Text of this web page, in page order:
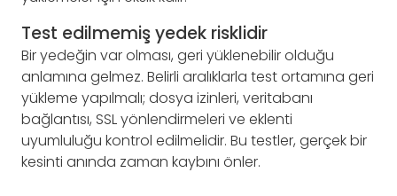
Test edilmemiş yedek risklidir
Bir yedeğin var olması, geri yüklenebilir olduğu
anlamına gelmez. Belirli aralıklarla test ortamına geri
yükleme yapılmalı; dosya izinleri, veritabanı
bağlantısı, SSL yönlendirmeleri ve eklenti
uyumluluğu kontrol edilmelidir. Bu testler, gerçek bir
kesinti anında zaman kaybını önler.